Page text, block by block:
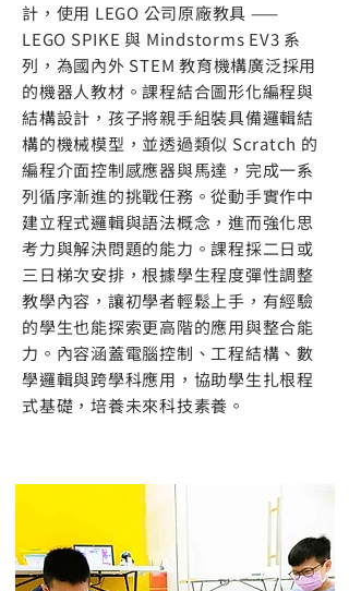
計，使用 LEGO 公司原廠教具 ——
LEGO SPIKE 與 Mindstorms EV3 系
列，為國內外 STEM 教育機構廣泛採用
的機器人教材。課程結合圖形化編程與
結構設計，孩子將親手組裝具備邏輯結
構的機械模型，並透過類似 Scratch 的
編程介面控制感應器與馬達，完成一系
列循序漸進的挑戰任務。從動手實作中
建立程式邏輯與語法概念，進而強化思
考力與解決問題的能力。課程採二日或
三日梯次安排，根據學生程度彈性調整
教學內容，讓初學者輕鬆上手，有經驗
的學生也能探索更高階的應用與整合能
力。內容涵蓋電腦控制、工程結構、數
學邏輯與跨學科應用，協助學生扎根程
式基礎，培養未來科技素養。